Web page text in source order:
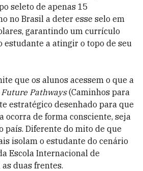
seleto de apenas 15
no Brasil a deter esse selo em
garantindo um currículo
estudante a atingir o topo de seu
que os alunos acessem o que a
Future Pathways(Caminhos para
estratégico desenhado para que
ocorra de forma consciente, seja
país. Diferente do mito de que
isolam o estudante do cenário
Escola Internacional de
duas frentes.